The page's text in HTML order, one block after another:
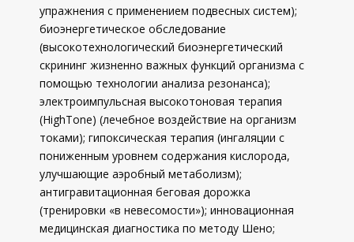
упражнения с применением подвесных систем);
биоэнергетическое обследование
(высокотехнологический биоэнергетический
скрининг жизненно важных функций организма с
помощью технологии анализа резонанса);
электроимпульсная высокотоновая терапия
(HighTone) (лечебное воздействие на организм
токами); гипоксическая терапия (ингаляции с
пониженным уровнем содержания кислорода,
улучшающие аэробный метаболизм);
антигравитационная беговая дорожка
(тренировки «в невесомости»); инновационная
медицинская диагностика по методу Шено;